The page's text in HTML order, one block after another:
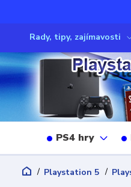
Rady, tipy, zajímavosti
PS4 hry
Playstation 5